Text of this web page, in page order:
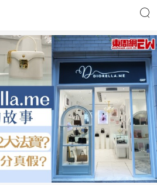
時事財經
優享生活
會員活動